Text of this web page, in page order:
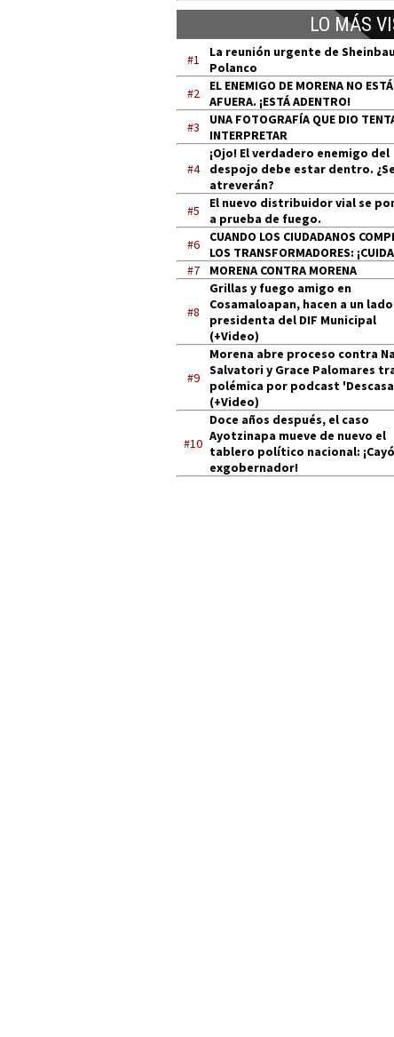
LO MÁS
#1
La reunión urgente de
Polanco
#2
EL ENEMIGO DE MORENA NO ESTÁ
AFUERA. ¡ESTÁ ADENTRO!
#3
UNA FOTOGRAFÍA QUE DIO
INTERPRETAR
#4
¡Ojo! El verdadero enemigo del
despojo debe estar dentro. ¿Se
atreverán?
#5
El nuevo distribuidor vial se
a prueba de fuego.
#6
CUANDO LOS CIUDADANOS
LOS TRANSFORMADORES:
#7
MORENA CONTRA MORENA
#8
Grillas y fuego amigo en
Cosamaloapan, hacen a un
presidenta del DIF Municipal
(+Video)
#9
Morena abre proceso contra
Salvatori y Grace Palomares
polémica por podcast
(+Video)
#10
Doce años después, el caso
Ayotzinapa mueve de nuevo el
tablero político nacional:
exgobernador!